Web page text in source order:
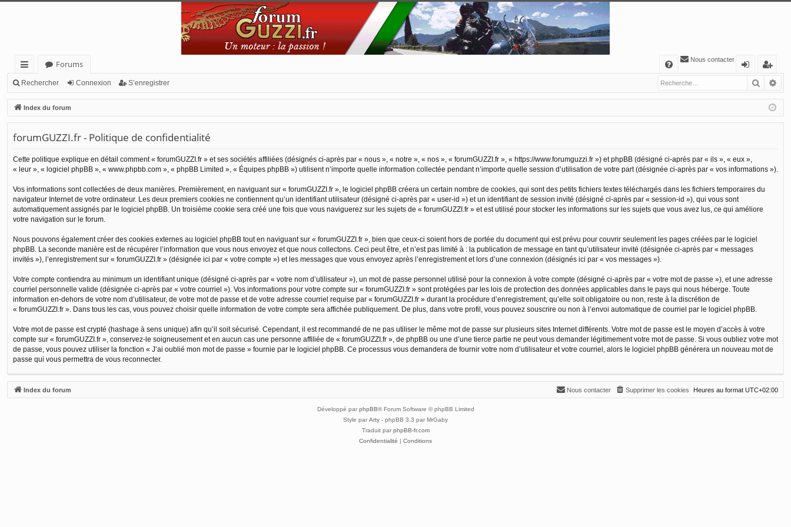
cc
ès
ra
pi
de
Forums
FA
Q
Nous contacter
n
ne
n
’e
nr
eg
r
Rechercher Connexion S’enregistrer
Index du forum
forumGUZZI.fr - Politique de confidentialité
Cette politique explique en détail comment « forumGUZZI.fr » et ses sociétés affiliées (désignés ci-après par « nous », « notre », « nos », « forumGUZZI.fr », « https://www.forumguzzi.fr ») et phpBB (désigné ci-après par « ils », « eux »,
« leur », « logiciel phpBB », « www.phpbb.com », « phpBB Limited », « Équipes phpBB ») utilisent n’importe quelle information collectée pendant n’importe quelle session d’utilisation de votre part (désignée ci-après par « vos informations »).
Vos informations sont collectées de deux manières. Premièrement, en naviguant sur « forumGUZZI.fr », le logiciel phpBB créera un certain nombre de cookies, qui sont des petits fichiers textes téléchargés dans les fichiers temporaires du
navigateur Internet de votre ordinateur. Les deux premiers cookies ne contiennent qu’un identifiant utilisateur (désigné ci-après par « user-id ») et un identifiant de session invité (désigné ci-après par « session-id »), qui vous sont
automatiquement assignés par le logiciel phpBB. Un troisième cookie sera créé une fois que vous naviguerez sur les sujets de « forumGUZZI.fr » et est utilisé pour stocker les informations sur les sujets que vous avez lus, ce qui améliore
votre navigation sur le forum.
Nous pouvons également créer des cookies externes au logiciel phpBB tout en naviguant sur « forumGUZZI.fr », bien que ceux-ci soient hors de portée du document qui est prévu pour couvrir seulement les pages créées par le logiciel
phpBB. La seconde manière est de récupérer l’information que vous nous envoyez et que nous collectons. Ceci peut être, et n’est pas limité à : la publication de message en tant qu’utilisateur invité (désignée ci-après par « messages
invités »), l’enregistrement sur « forumGUZZI.fr » (désignée ici par « votre compte ») et les messages que vous envoyez après l’enregistrement et lors d’une connexion (désignés ici par « vos messages »).
Votre compte contiendra au minimum un identifiant unique (désigné ci-après par « votre nom d’utilisateur »), un mot de passe personnel utilisé pour la connexion à votre compte (désigné ci-après par « votre mot de passe »), et une adresse
courriel personnelle valide (désignée ci-après par « votre courriel »). Vos informations pour votre compte sur « forumGUZZI.fr » sont protégées par les lois de protection des données applicables dans le pays qui nous héberge. Toute
information en-dehors de votre nom d’utilisateur, de votre mot de passe et de votre adresse courriel requise par « forumGUZZI.fr » durant la procédure d’enregistrement, qu’elle soit obligatoire ou non, reste à la discrétion de
« forumGUZZI.fr ». Dans tous les cas, vous pouvez choisir quelle information de votre compte sera affichée publiquement. De plus, dans votre profil, vous pouvez souscrire ou non à l’envoi automatique de courriel par le logiciel phpBB.
Votre mot de passe est crypté (hashage à sens unique) afin qu’il soit sécurisé. Cependant, il est recommandé de ne pas utiliser le même mot de passe sur plusieurs sites Internet différents. Votre mot de passe est le moyen d’accès à votre
compte sur « forumGUZZI.fr », conservez-le soigneusement et en aucun cas une personne affiliée de « forumGUZZI.fr », de phpBB ou une d’une tierce partie ne peut vous demander légitimement votre mot de passe. Si vous oubliez votre mot
de passe, vous pouvez utiliser la fonction « J’ai oublié mon mot de passe » fournie par le logiciel phpBB. Ce processus vous demandera de fournir votre nom d’utilisateur et votre courriel, alors le logiciel phpBB générera un nouveau mot de
passe qui vous permettra de vous reconnecter.
Index du forum Heures au format UTC+02:00
Supprimer les cookies
Nous contacter
Développé par phpBB® Forum Software © phpBB Limited
Style par Arty - phpBB 3.3 par MrGaby
Traduit par phpBB-fr.com
Confidentialité | Conditions